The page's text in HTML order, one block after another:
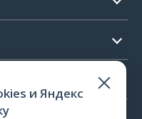
и Яндекс